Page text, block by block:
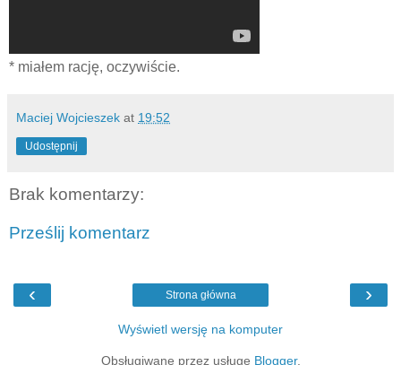
* miałem rację, oczywiście.
Maciej Wojcieszek at 19:52
Udostępnij
Brak komentarzy:
Prześlij komentarz
‹ ›
Strona główna
Wyświetl wersję na komputer
Obsługiwane przez usługę Blogger.